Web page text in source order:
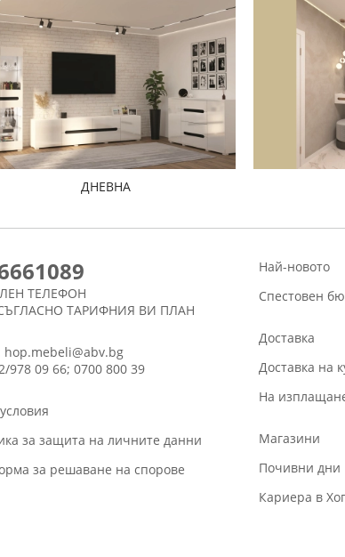
ДНЕВНА
ТЕЛЕФОН
ТАРИФНИЯ ВИ ПЛАН
hop.mebeli@abv.bg
978 09 66; 0700 800 39
за защита на личните данни
за решаване на спорове
Най-новото
Спестовен
Доставка
Доставка на
На
Магазини
Почивни дни
Кариера в